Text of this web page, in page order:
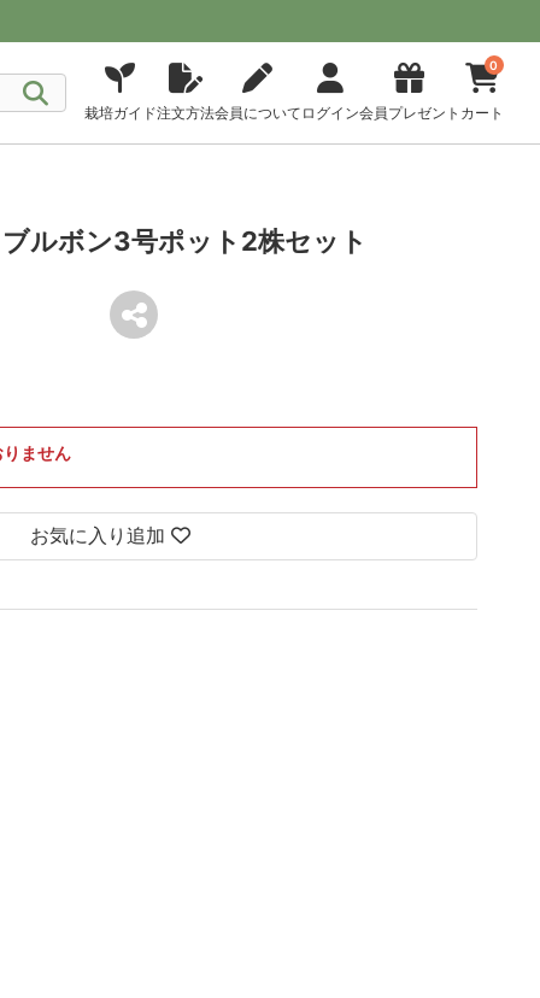
栽培ガイド注文方法会員について ログイン会員プレゼント
0
カート
ルボン3号ポット2株セット
ません
お気に入り追加